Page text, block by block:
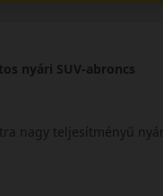
nyári SUV-abroncs
nagy teljesítményű